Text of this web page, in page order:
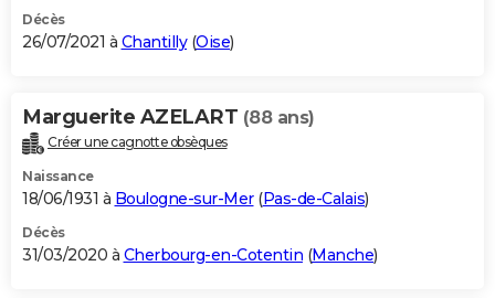
S'inscrire
Se connecter
Lycées
Collèges
Primaires
Universités
Entreprises
Service militaire
Avis de recherche
AVIS DE DÉCÈS
Bricolage
Lifestyle
Culture
Sport
Auto
Television
Voyage
Cinema
Décès
26/07/2021 à Chantilly(Oise)
Marguerite AZELART (88 ans)
Créer une cagnotte obsèques
Naissance
18/06/1931 à Boulogne-sur-Mer(Pas-de-Calais)
Décès
31/03/2020 à Cherbourg-en-Cotentin (Manche)